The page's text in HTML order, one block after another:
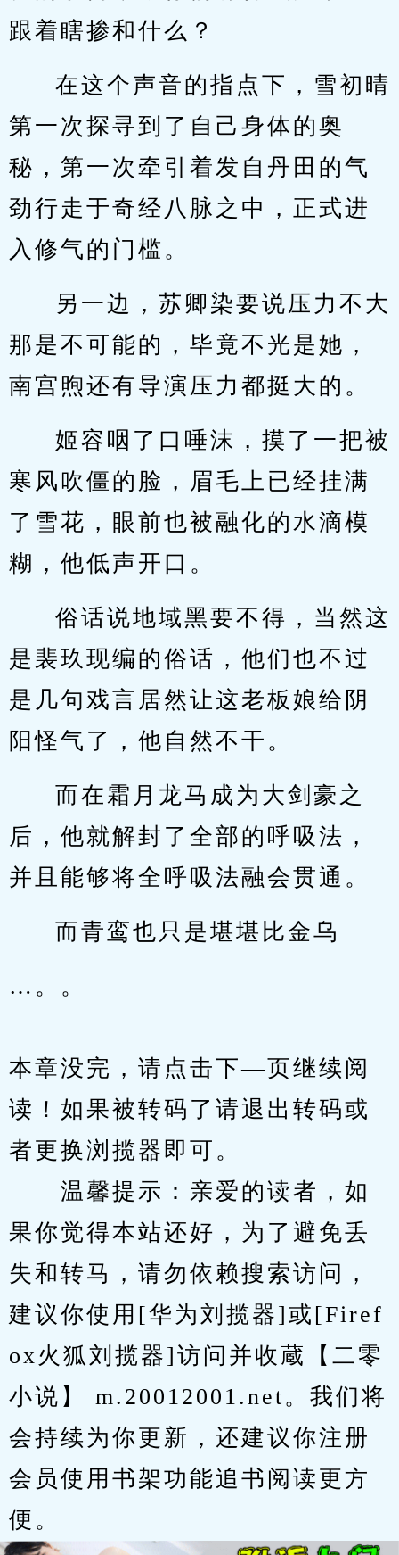
跟着瞎掺和什么？
在这个声音的指点下，雪初晴
第一次探寻到了自己身体的奥
秘，第一次牵引着发自丹田的气
劲行走于奇经八脉之中，正式进
入修气的门槛。
另一边，苏卿染要说压力不大
那是不可能的，毕竟不光是她，
南宫煦还有导演压力都挺大的。
姬容咽了口唾沫，摸了一把被
寒风吹僵的脸，眉毛上已经挂满
了雪花，眼前也被融化的水滴模
糊，他低声开口。
俗话说地域黑要不得，当然这
是裴玖现编的俗话，他们也不过
是几句戏言居然让这老板娘给阴
阳怪气了，他自然不干。
而在霜月龙马成为大剑豪之
后，他就解封了全部的呼吸法，
并且能够将全呼吸法融会贯通。
而青鸾也只是堪堪比金乌
…。。
本章没完，请点击下—页继续阅
读！如果被转码了请退出转码或
者更换浏揽器即可。
温馨提示：亲爱的读者，如
果你觉得本站还好，为了避免丢
失和转马，请勿依赖搜索访问，
建议你使用[华为刘揽器]或[Firef
ox火狐刘揽器]访问并收蔵【二零
小说】 m.20012001.net。我们将
会持续为你更新，还建议你注册
会员使用书架功能追书阅读更方
便。